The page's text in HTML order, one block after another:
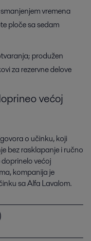
vremena
ploče sa sedam
produžen
za rezervne delove
većoj
o učinku, koji
bez rasklapanje i ručno
većoj
kompanija je
sa Alfa Lavalom.